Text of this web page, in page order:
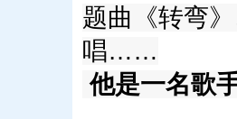
题曲《转弯
唱……
‍他是一名歌